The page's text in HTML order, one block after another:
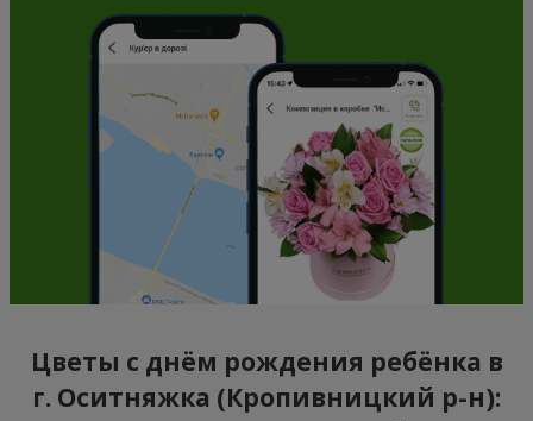
Цветы с днём рождения ребёнка в
г. Оситняжка (Кропивницкий р-н):